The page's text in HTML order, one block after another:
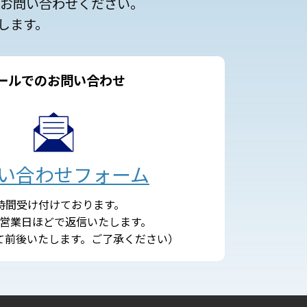
す。
ルでのお問い合わせ
合わせフォーム
間受け付けております。
業日ほどで返信いたします。
後いたします。ご了承ください）